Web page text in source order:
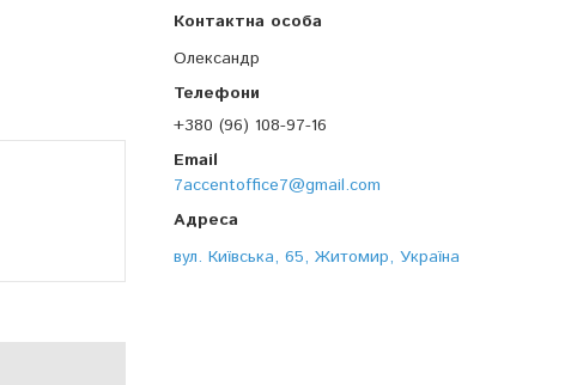
Олександр
+380 (96) 108-97-16
7accentoffice7@gmail.com
вул. Київська, 65, Житомир, Україна